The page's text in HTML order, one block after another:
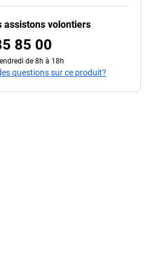
assistons volontiers
85 00
de 8h à 18h
questions sur ce produit?